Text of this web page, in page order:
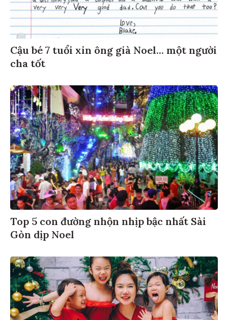
Cậu bé 7 tuổi xin ông già Noel... một người
cha tốt
Top 5 con đường nhộn nhịp bậc nhất Sài
Gòn dịp Noel